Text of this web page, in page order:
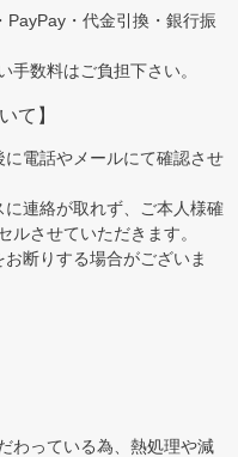
ップ
へ
・代金引換・銀行振
数料はご負担下さい。
て】
電話やメールにて確認させ
連絡が取れず、ご本人様確
ルさせていただきます。
断りする場合がございま
わっている為、熱処理や減